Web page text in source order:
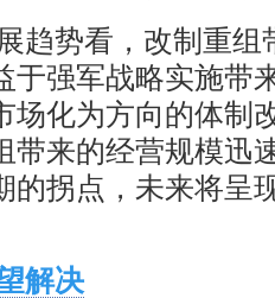
趋势看，改制重组
于强军战略实施带
场化为方向的体制
带来的经营规模迅
的拐点，未来将呈
解决